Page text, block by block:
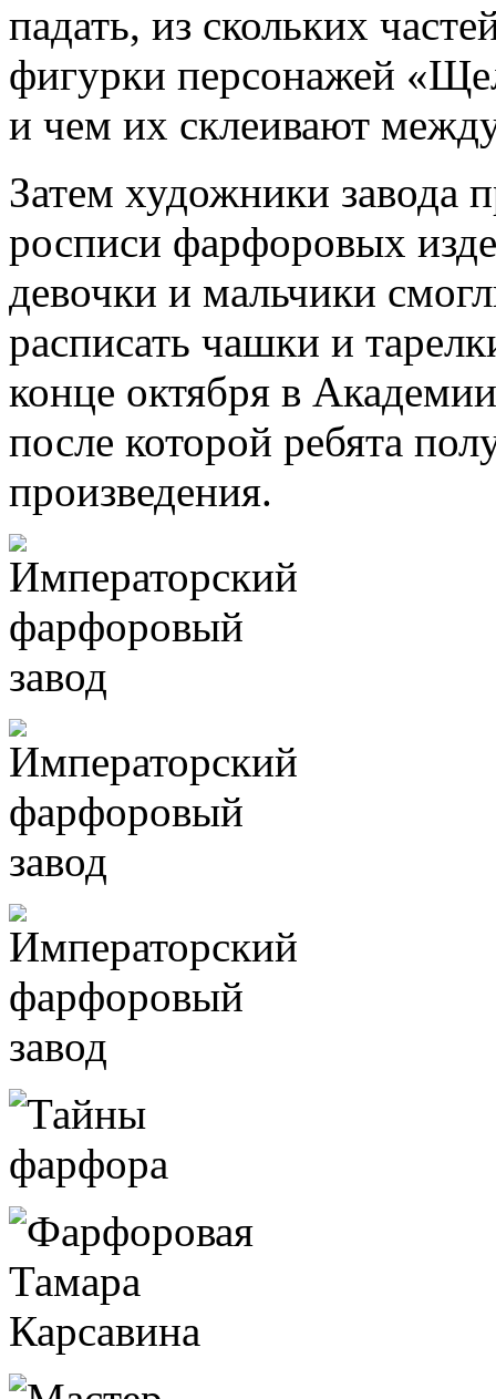
падать, из скольких
фигурки персонажей
и чем их склеивают
Затем художники завода
росписи фарфоровых
девочки и мальчики
расписать чашки и
конце октября в
после которой ребята
произведения.